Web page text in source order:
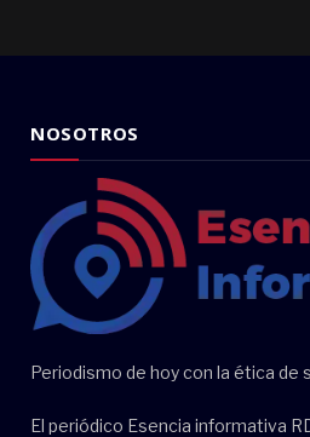
NOSOTROS
Periodismo de hoy con la ética de
El periódico Esencia informativa